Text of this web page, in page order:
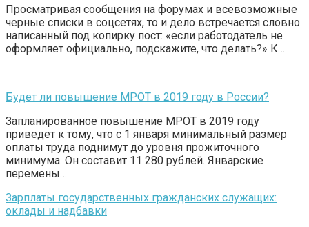
Просматривая сообщения на форумах и всевозможные
черные списки в соцсетях, то и дело встречается словно
написанный под копирку пост: «если работодатель не
оформляет официально, подскажите, что делать?» К…
Будет ли повышение МРОТ в 2019 году в России?
Запланированное повышение МРОТ в 2019 году
приведет к тому, что с 1 января минимальный размер
оплаты труда поднимут до уровня прожиточного
минимума. Он составит 11 280 рублей. Январские
перемены…
Зарплаты государственных гражданских служащих:
оклады и надбавки